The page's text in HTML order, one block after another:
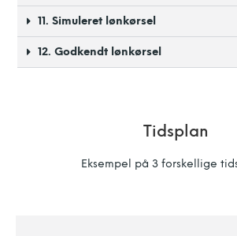
11. Simuleret lønkørsel
12. Godkendt lønkørsel
Tidsplan
Eksempel på 3 forskellige